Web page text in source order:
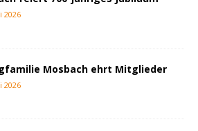
2026
Mosbach ehrt Mitglieder
2026